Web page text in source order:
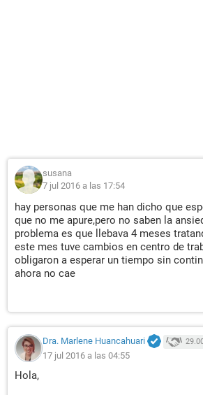
susana
7 jul 2016 a las 17:54
hay personas que me han dicho que
que no me apure,pero no saben la
problema es que llebava 4 meses
este mes tuve cambios en centro de
obligaron a esperar un tiempo sin
ahora no cae
Dra. Marlene Huancahuari
17 jul 2016 a las 04:55
Hola,